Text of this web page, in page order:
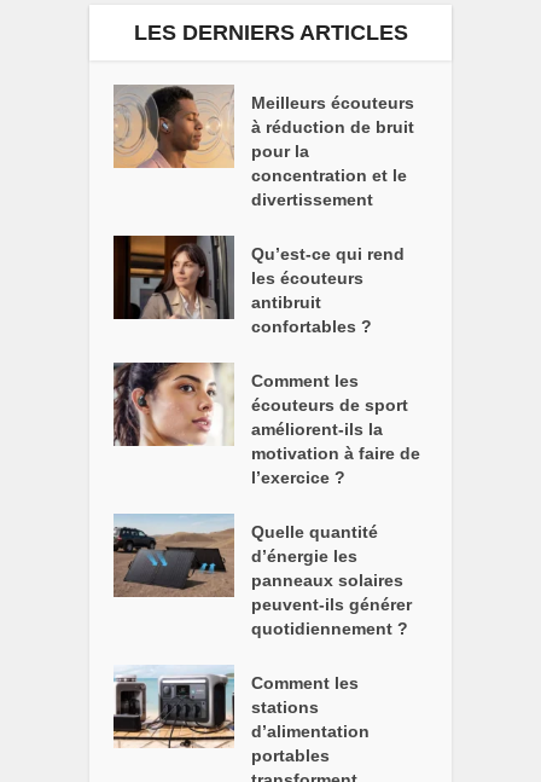
LES DERNIERS ARTICLES
Meilleurs écouteurs
à réduction de bruit
pour la
concentration et le
divertissement
Qu’est-ce qui rend
les écouteurs
antibruit
confortables ?
Comment les
écouteurs de sport
améliorent-ils la
motivation à faire de
l’exercice ?
Quelle quantité
d’énergie les
panneaux solaires
peuvent-ils générer
quotidiennement ?
Comment les
stations
d’alimentation
portables